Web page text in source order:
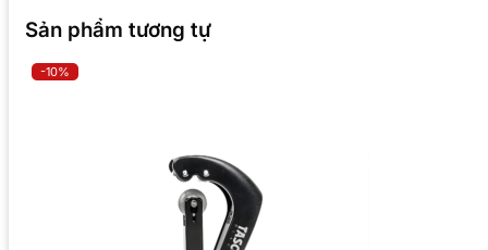
Sản phẩm tương tự
-10%